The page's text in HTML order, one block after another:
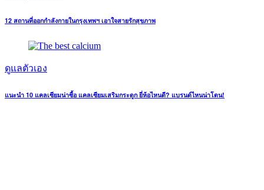
12 สถานที่ออกกำลังกายในกรุงเทพฯ เอาใจสายรักสุขภาพ
ดูแลตัวเอง
แนะนำ 10 แคลเซียมน่าซื้อ แคลเซียมเสริมกระดูก ยี่ห้อไหนดี? แบรนด์ไหนน่าโดน!